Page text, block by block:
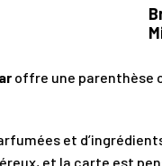
offre une parenthèse
et
et la carte est